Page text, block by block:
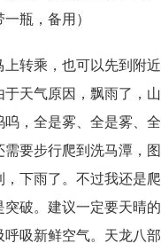
瓶，备用）
转乘，也可以先到附
天气原因，飘雨了，
，全是雾、全是雾、
要步行爬到洗马潭，
下雨了。不过我还是
破。建议一定要天晴
吸新鲜空气。天龙八